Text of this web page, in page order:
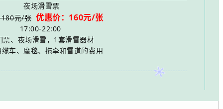
夜场滑雪票
180元/张 优惠价：160元/张
17:00-22:00
票、夜场滑雪，1套滑雪器材
车、魔毯、拖牵和雪道的费用